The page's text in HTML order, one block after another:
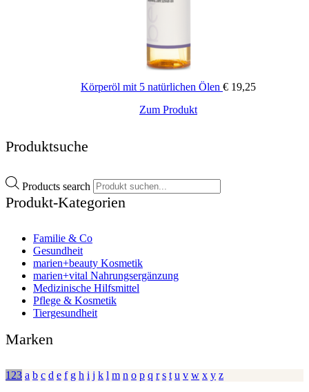
Körperöl mit 5 natürlichen Ölen € 19,25
Zum Produkt
Produktsuche
Products search
Produkt-Kategorien
Familie & Co
Gesundheit
marien+beauty Kosmetik
marien+vital Nahrungsergänzung
Medizinische Hilfsmittel
Pflege & Kosmetik
Tiergesundheit
Marken
123 a b c d e f g h i j k l m n o p q r s t u v w x y z